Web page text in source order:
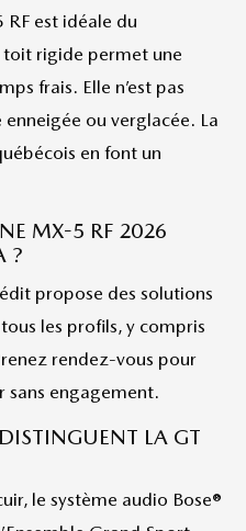
RF est idéale du
toit rigide permet une
frais. Elle n’est pas
ou verglacée. La
en font un
MX-5 RF 2026
?
propose des solutions
les profils, y compris
rendez-vous pour
sans engagement.
LA GT
le système audio Bose®